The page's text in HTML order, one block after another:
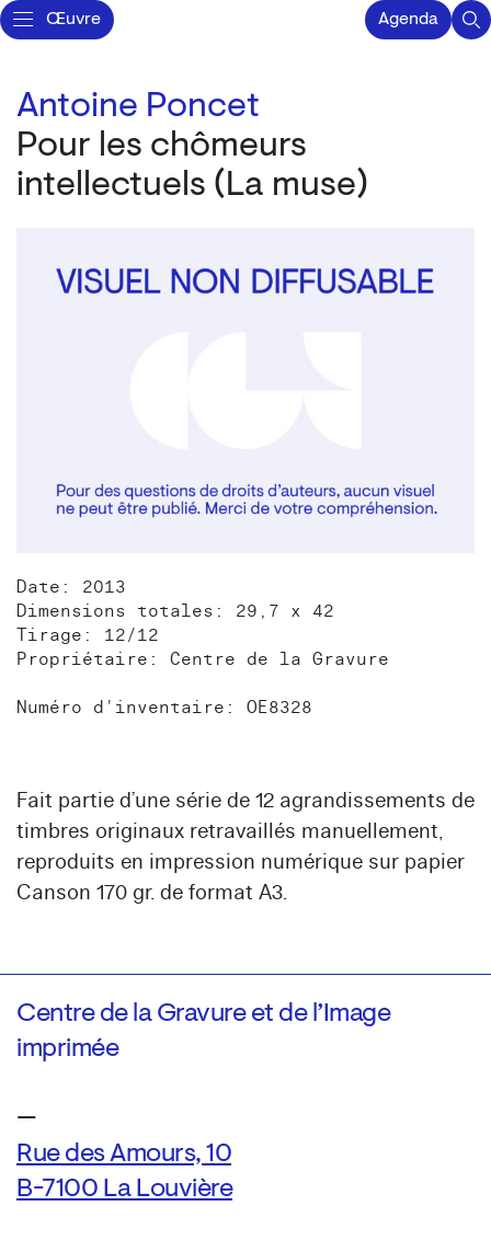
Œuvre Agenda
Antoine Poncet
Pour les chômeurs
intellectuels (La muse)
Date: 2013
Dimensions totales: 29,7 x 42
Tirage: 12/12
Propriétaire: Centre de la Gravure
Numéro d'inventaire: OE8328
Fait partie d’une série de 12 agrandissements de
timbres originaux retravaillés manuellement,
reproduits en impression numérique sur papier
Canson 170 gr. de format A3.
Centre de la Gravure et de l’Image
imprimée
—
Rue des Amours, 10
B-7100 La Louvière